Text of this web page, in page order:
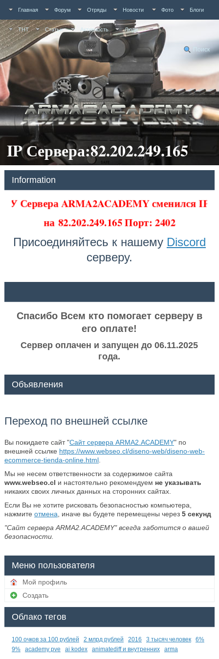
Главная Форум Отряды Новости Фото Блоги
ТНТ Статьи Активность Люди
Поиск
IP Сервера:82.202.249.165
Information
У Сервера ARMA2ACADEMY сменился IP
на82.202.249.165 Порт: 2402
Присоединяйтесь к нашему Discord
серверу.
Спасибо Всем кто помогает серверу в
его оплате!
Сервер оплачен и запущен до 06.11.2025
года.
Объявления
Переход по внешней ссылке
Вы покидаете сайт "Сайт сервера ARMA2.ACADEMY" по
внешней ссылке https://www.webseo.cl/diseno-web/diseno-web-
ecommerce-tienda-online.html.
Мы не несем ответственности за содержимое сайта
www.webseo.cl и настоятельно рекомендуем не указывать
никаких своих личных данных на сторонних сайтах.
Если Вы не хотите рисковать безопасностью компьютера,
нажмите отмена , иначе вы будете перемещены через 5секунд
"Сайт сервера ARMA2.ACADEMY" всегда заботится о вашей
безопасности.
Меню пользователя
Мой профиль
Создать
Облако тегов
100 очков за 100 рублей 2 млрд рублей 2016 3 тысяч человек
6%
9%
academy pve ai kodex animatediff и внутренних arma